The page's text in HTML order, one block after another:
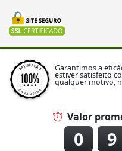
Garantimos a
estiver satisfeito
qualquer motivo,
Valor
0 9